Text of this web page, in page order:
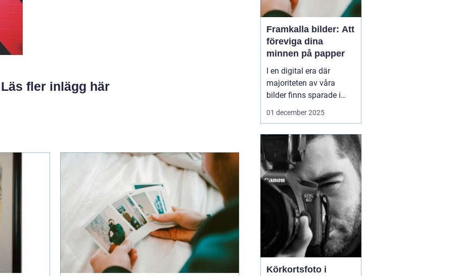
Läs fler inlägg här
Framkalla bilder: Att
föreviga dina
minnen på papper
I en digital era där
majoriteten av våra
bilder finns sparade i
molnet eller på våra
Södermalmte sig som
en n...
01 december 2025
Körkortsfoto i